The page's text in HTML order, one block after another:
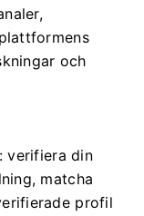
och
verifiera din
matcha
profil